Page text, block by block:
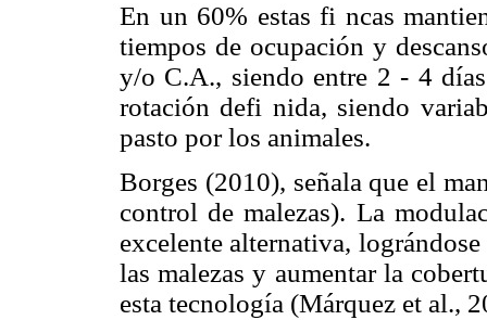
En un 60% estas fi ncas
tiempos de ocupación y
y/o C.A., siendo entre 2 - 4
rotación defi nida, siendo
pasto por los animales.
Borges (2010), señala que el
control de malezas). La
excelente alternativa,
las malezas y aumentar la
esta tecnología (Márquez et al.,